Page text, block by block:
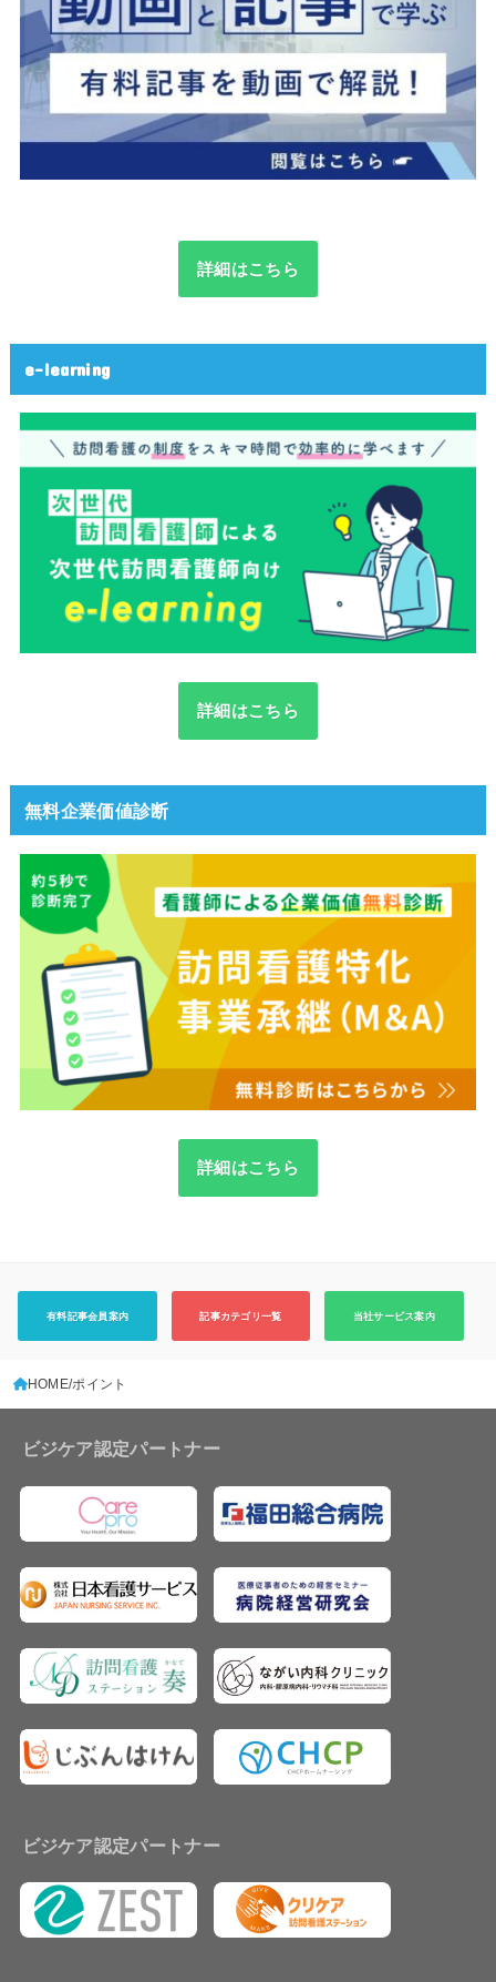
詳細はこちら
e-learning
詳細はこちら
無料企業価値診断
詳細はこちら
有料記事会員案内 記事カテゴリ一覧 当社サービス案内
HOME ポイント
ビジケア認定パートナー
ビジケア認定パートナー